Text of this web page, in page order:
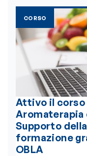
CORSO
Attivo il corso
Aromaterapia
Supporto
formazione
OBLA